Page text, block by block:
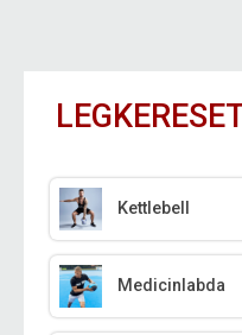
Kettlebell
Medicinlabda